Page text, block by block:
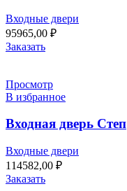
Входные двери
95965,00 ₽
Заказать
Просмотр
В избранное
Входная дверь Степ
Входные двери
114582,00 ₽
Заказать